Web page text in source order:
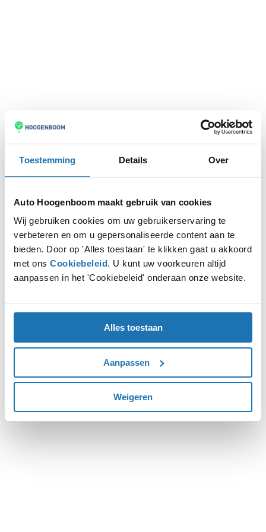
Toestemming Details Over
Auto Hoogenboom maakt gebruik van cookies
Wij gebruiken cookies om uw gebruikerservaring te
verbeteren en om u gepersonaliseerde content aan te
bieden. Door op 'Alles toestaan' te klikken gaat u akkoord
met ons Cookiebeleid. U kunt uw voorkeuren altijd
aanpassen in het 'Cookiebeleid' onderaan onze website.
Alles toestaan
Aanpassen
Weigeren
Application error: aclient-side exception has occurred while
loadingwww.autohoogenboom.nl (see the browser console
more information).